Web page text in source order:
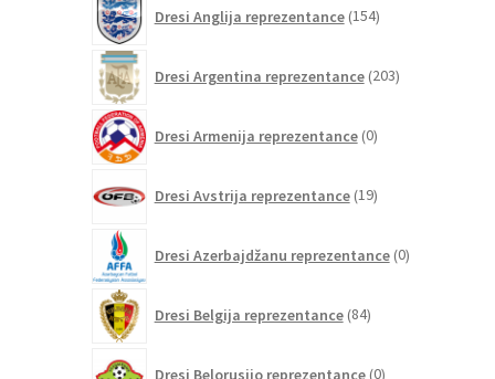
Dresi Anglija reprezentance 154izdelkov
Dresi Argentina reprezentance 203izdelki
Dresi Armenija reprezentance 0izdelkov
Dresi Avstrija reprezentance 19izdelkov
Dresi Azerbajdžanu reprezentance 0izdelkov
Dresi Belgija reprezentance 84izdelkov
Dresi Belorusijo reprezentance 0